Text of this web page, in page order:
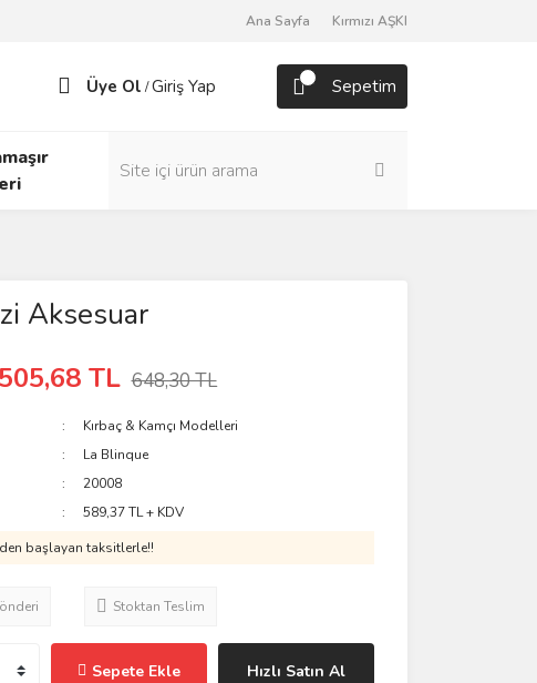
Ana Sayfa Kırmızı AŞKI
Üye Ol /Giriş Yap Sepetim
Aksesuar
505,68 TL 648,30 TL
Kırbaç & Kamçı Modelleri
La Blinque
20008
589,37 TL + KDV
başlayan taksitlerle!!
Stoktan Teslim
Sepete Ekle Hızlı Satın Al